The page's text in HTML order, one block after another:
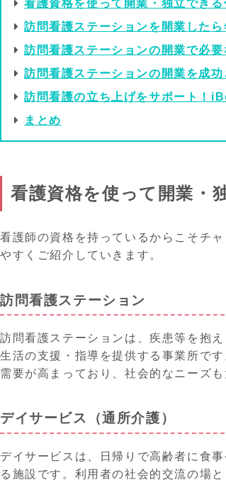
看護資格を使って開業・独立できる
訪問看護ステーションを開業した
訪問看護ステーションの開業で必要
訪問看護ステーションの開業を成功
訪問看護の立ち上げをサポート！
まとめ
看護資格を使って開業・
看護師の資格を持っているからこそチ
やすくご紹介していきます。
訪問看護ステーション
訪問看護ステーションは、疾患等を抱
生活の支援・指導を提供する事業所で
需要が高まっており、社会的なニーズも
デイサービス（通所介護）
デイサービスは、日帰りで高齢者に食
る施設です。利用者の社会的交流の場